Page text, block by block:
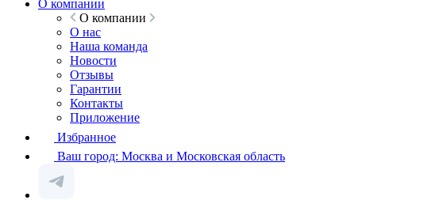
О компании
О компании
О нас
Наша команда
Новости
Отзывы
Гарантии
Контакты
Приложение
Избранное
Ваш город: Москва и Московская область